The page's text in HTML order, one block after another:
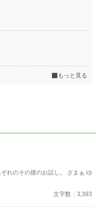
もっと見る
の後のお話し。 ざまぁ ゆ
文字数：3,393